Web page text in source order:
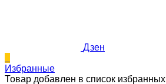
Дзен
Избранные
Товар добавлен в список избранных